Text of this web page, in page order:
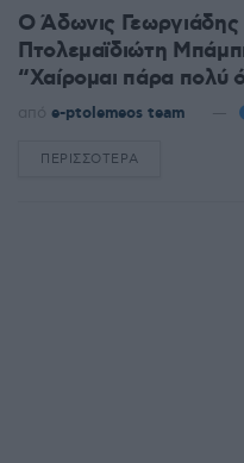
Ο Άδωνις
Πτολεμαϊδιώτη
“Χαίρομαι πάρα πολύ
από e-ptolemeos team
ΠΕΡΙΣΣΌΤΕΡΑ